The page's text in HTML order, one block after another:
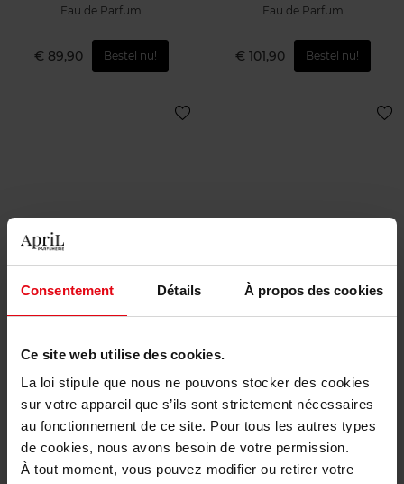
Consentement Détails À propos des cookies
Ce site web utilise des cookies.
La loi stipule que nous ne pouvons stocker des cookies
sur votre appareil que s’ils sont strictement nécessaires
au fonctionnement de ce site. Pour tous les autres types
de cookies, nous avons besoin de votre permission.
À tout moment, vous pouvez modifier ou retirer votre
Eau de Parfum
€ 89,90 Bestel nu!
Eau de Parfum
€ 101,90 Bestel nu!
GIORGIO ARMANI
Bloemig amberachtig